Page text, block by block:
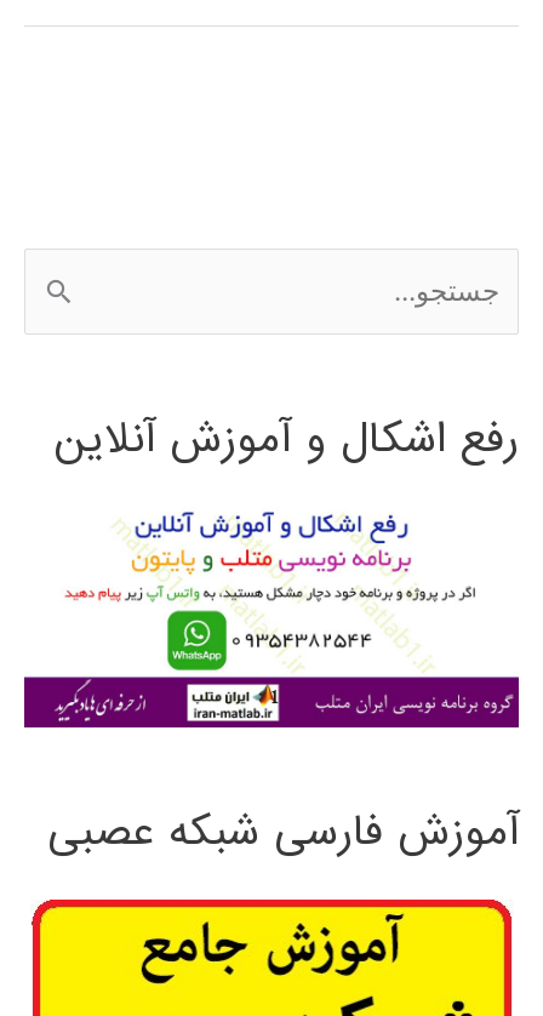
کننده
Neighbor)
در
س
ج
ی
رفع اشکال و آموزش آنلاین
آموزش فارسی شبکه عصبی